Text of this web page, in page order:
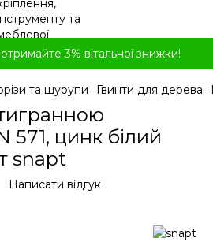
3% вітальної знижки!
та шурупи Гвинти для дерева
571, цинк білий
snapt
Написати відгук